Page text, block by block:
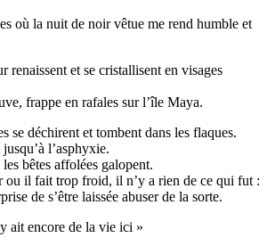
où la nuit de noir vêtue me rend humble et
renaissent et se cristallisent en visages
frappe en rafales sur l’île Maya.
se déchirent et tombent dans les flaques.
l’asphyxie.
bêtes affolées galopent.
ou il fait trop froid, il n’y a rien de ce qui fut :
de s’être laissée abuser de la sorte.
ait encore de la vie ici »